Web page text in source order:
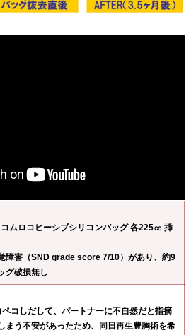
ムロコヒーシブシリコンバッグ 各225㏄ 挿
障害（SND grade score 7/10）があり、約9
グ破損無し
コしだして、パートナーに不自然だと指摘
まう不安があったため、同日再生豊胸術を希